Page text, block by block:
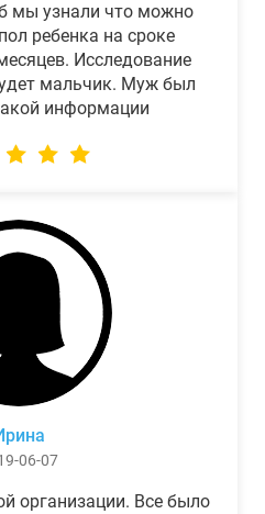
мы узнали что можно
ребенка на сроке
Исследование
мальчик. Муж был
информации
06-07
организации. Все было